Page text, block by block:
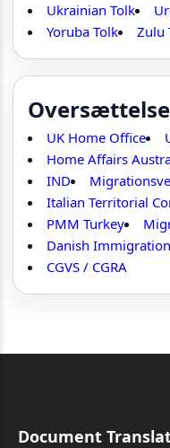
Ukrainian Tolk
Yoruba Tolk
Zulu
UK Home Office
Home Affairs
IND
Italian Territorial
PMM Turkey
Danish
CGVS / CGRA
Document